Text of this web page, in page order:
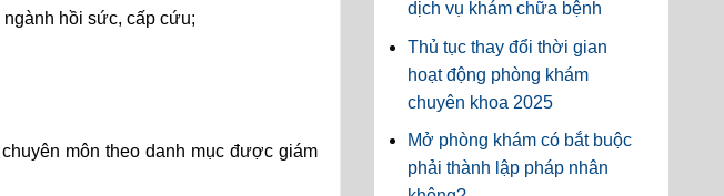
hồi sức, cấp cứu;
môn theo danh mục được giám
dịch vụ khám chữa bệnh
Thủ tục thay đổi thời gian
hoạt động phòng khám
chuyên khoa 2025
Mở phòng khám có bắt buộc
phải thành lập pháp nhân